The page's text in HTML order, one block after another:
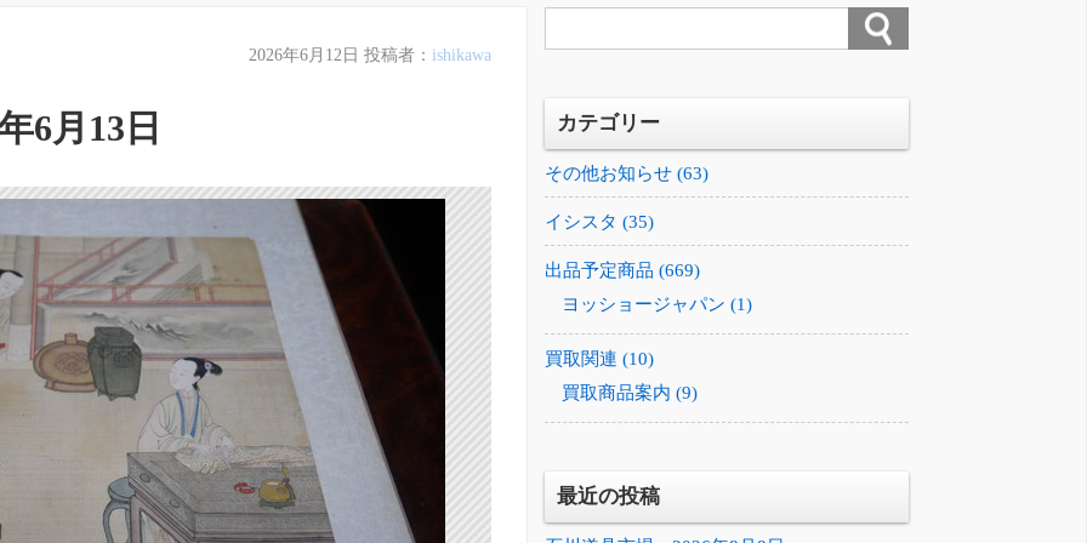
2026年6月12日 投稿者： ishikawa
6月13日 カテゴリー
その他お知らせ (63)
イシスタ (35)
出品予定商品 (669)
ヨッショージャパン (1)
買取関連 (10)
買取商品案内 (9)
最近の投稿